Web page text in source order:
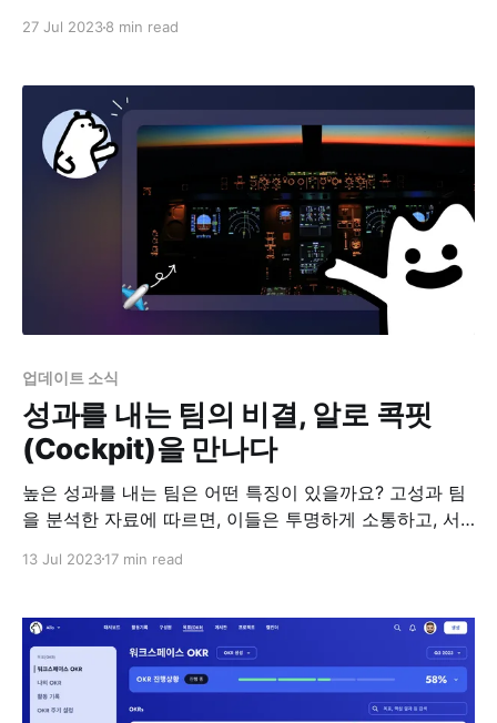
하는 것이 중요하다. 슬랙 애널리틱스는 슬랙 사용에 대한
다양한 지표를 제공하지만, 이러한 지표를 보는 것은 복잡
하고 때로는 인사이트가
27 Jul 20238 min read
업데이트 소식
성과를 내는 팀의 비결, 알로 콕핏
(Cockpit)을 만나다
높은 성과를 내는 팀은 어떤 특징이 있을까요? 고성과 팀
을 분석한 자료에 따르면, 이들은 투명하게 소통하고, 서
이 명확한 특징이 있다고 합니다. 이러한 요소들은 팀을
합니다. 그러나 실제로 팀을 리드해서 지금 성과를 만들어
내야 리더에게는, 보다 실질적이고 구체적인 팀
13 Jul 202317 min read